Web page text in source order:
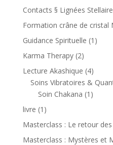
produit
Contacts § Lignées
Formation crâne de cristal
Guidance Spirituelle 1 1
Karma Therapy 22
produits
Lecture Akashique 44
Soins Vibratoires &
Soin Chakana 1 1
livre 1 1
produit
Masterclass : Le retour
Masterclass : Mystères et